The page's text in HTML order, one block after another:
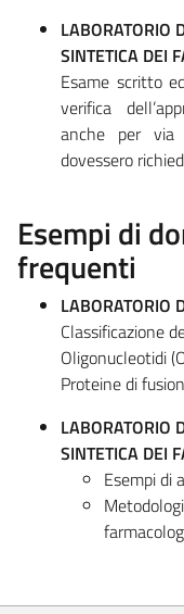
LABORATORIO
SINTETICA DEI
Esame scritto
verifica
anche per via
dovessero
Esempi di
frequenti
LABORATORIO
Classificazione
Oligonucleotidi
Proteine di
LABORATORIO
SINTETICA DEI
Esempi di